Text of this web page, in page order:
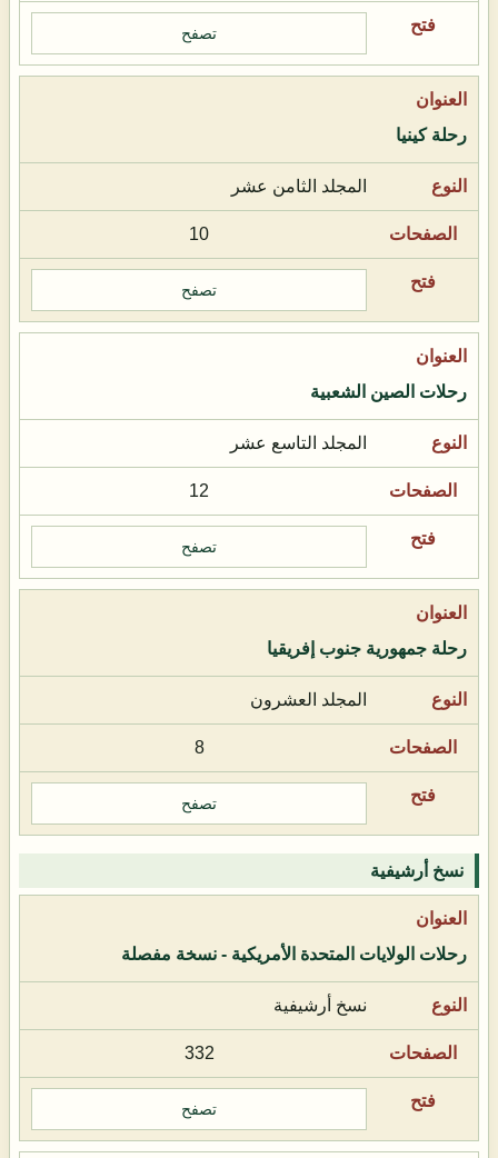
تصفح
رحلة كينيا
المجلد الثامن عشر
10
تصفح
رحلات الصين الشعبية
المجلد التاسع عشر
12
تصفح
رحلة جمهورية جنوب إفريقيا
المجلد العشرون
8
تصفح
نسخ أرشيفية
رحلات الولايات المتحدة الأمريكية - نسخة مفصلة
نسخ أرشيفية
332
تصفح